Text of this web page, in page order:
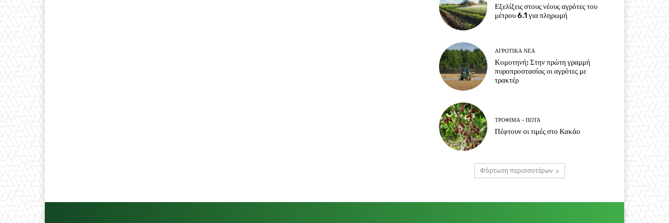
Εξελίξεις στους νέους αγρότες του
μέτρου 6.1 για πληρωμή
ΑΓΡΟΤΙΚΆ ΝΈΑ
Κομοτηνή: Στην πρώτη γραμμή
πυροπροστασίας οι αγρότες με
τρακτέρ
ΤΡΌΦΙΜΑ - ΠΟΤΆ
Πέφτουν οι τιμές στο Κακάο
Φόρτωση περισσοτέρων